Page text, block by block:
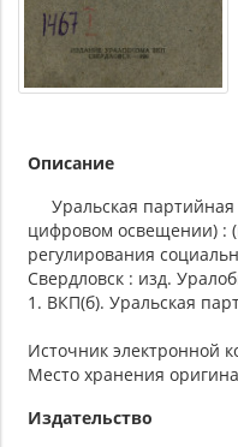
Описание
Уральская партийная
цифровом освещении) :
регулирования
Свердловск : изд.
1. ВКП(б). Уральская
Источник электронной
Место хранения
Издательство